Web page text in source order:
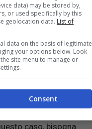
caso, bisogna
data) may be stored by,
or used specifically by this
geolocation data. List of
data on the basis of legitimate
your options below. Look
site menu to manage or
Consent